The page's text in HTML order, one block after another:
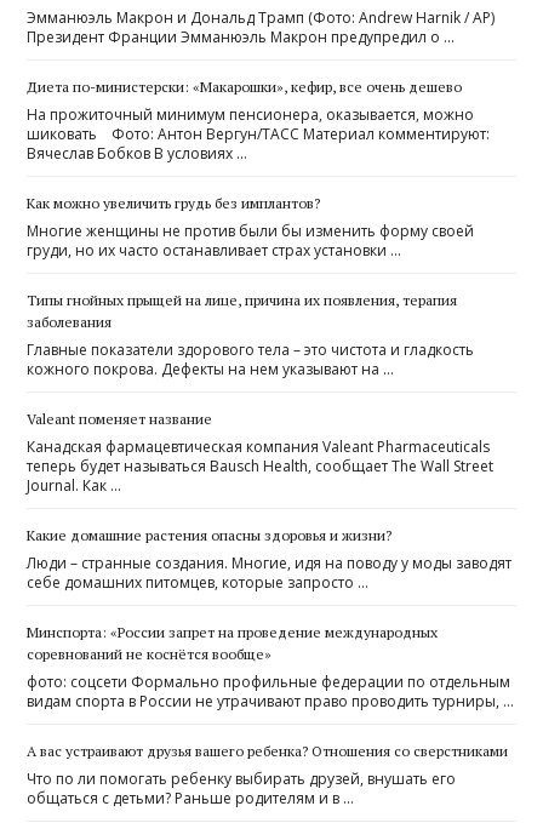
Эмманюэль Макрон и Дональд Трамп (Фото: Andrew Harnik / AP)
Президент Франции Эмманюэль Макрон предупредил о …
Диета по-министерски: «Макарошки», кефир, все очень дешево
На прожиточный минимум пенсионера, оказывается, можно
шиковать Фото: Антон Вергун/ТАСС Материал комментируют:
Вячеслав Бобков В условиях …
Как можно увеличить грудь без имплантов?
Многие женщины не против были бы изменить форму своей
груди, но их часто останавливает страх установки …
Типы гнойных прыщей на лице, причина их появления, терапия
заболевания
Главные показатели здорового тела – это чистота и гладкость
кожного покрова. Дефекты на нем указывают на …
Valeant поменяет название
Канадская фармацевтическая компания Valeant Pharmaceuticals
теперь будет называться Bausch Health, сообщает The Wall Street
Journal. Как …
Какие домашние растения опасны здоровья и жизни?
Люди – странные создания. Многие, идя на поводу у моды заводят
себе домашних питомцев, которые запросто …
Минспорта: «России запрет на проведение международных
соревнований не коснётся вообще»
фото: соцсети Формально профильные федерации по отдельным
видам спорта в России не утрачивают право проводить турниры, …
А вас устраивают друзья вашего ребенка? Отношения со сверстниками
Что по ли помогать ребенку выбирать друзей, внушать его
общаться с детьми? Раньше родителям и в …